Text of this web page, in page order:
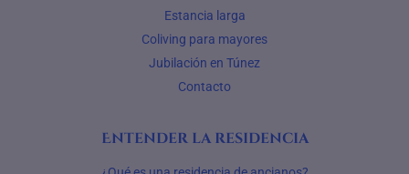
Estancia larga
Coliving para mayores
Jubilación en Túnez
Contacto
Entender la residencia